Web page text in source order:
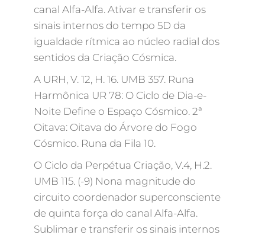
canal Alfa-Alfa. Ativar e transferir os
sinais internos do tempo 5D da
igualdade rítmica ao núcleo radial dos
sentidos da Criação Cósmica.
A URH, V. 12, H. 16. UMB 357. Runa
Harmônica UR 78: O Ciclo de Dia-e-
Noite Define o Espaço Cósmico. 2ª
Oitava: Oitava do Árvore do Fogo
Cósmico. Runa da Fila 10.
O Ciclo da Perpétua Criação, V.4, H.2.
UMB 115. (-9) Nona magnitude do
circuito coordenador superconsciente
de quinta força do canal Alfa-Alfa.
Sublimar e transferir os sinais internos